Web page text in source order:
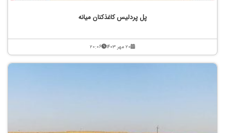
پل پردلیس کاغذکنان میانه
۲۰ مهر ۱۴۰۳ ۲۰:۰۶